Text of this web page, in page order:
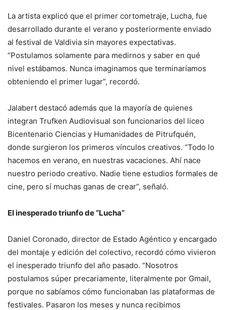
La artista explicó que el primer cortometraje, Lucha, fue
desarrollado durante el verano y posteriormente enviado
al festival de Valdivia sin mayores expectativas.
“Postulamos solamente para medirnos y saber en qué
nivel estábamos. Nunca imaginamos que terminaríamos
obteniendo el primer lugar”, recordó.
Jalabert destacó además que la mayoría de quienes
integran Trufken Audiovisual son funcionarios del liceo
Bicentenario Ciencias y Humanidades de Pitrufquén,
donde surgieron los primeros vínculos creativos. “Todo lo
hacemos en verano, en nuestras vacaciones. Ahí nace
nuestro periodo creativo. Nadie tiene estudios formales de
cine, pero sí muchas ganas de crear”, señaló.
El inesperado triunfo de “Lucha”
Daniel Coronado, director de Estado Agéntico y encargado
del montaje y edición del colectivo, recordó cómo vivieron
el inesperado triunfo del año pasado. “Nosotros
postulamos súper precariamente, literalmente por Gmail,
porque no sabíamos cómo funcionaban las plataformas de
festivales. Pasaron los meses y nunca recibimos